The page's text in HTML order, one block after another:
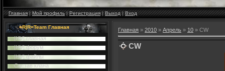
Главная|Мой профиль|Регистрация|Выход|Вход
=R|R=Team Главная
|HV| главная
|HV| форум
|HV| файлы
Cостав клана
Главная » 2010 » Апрель » 10 » CW
CW